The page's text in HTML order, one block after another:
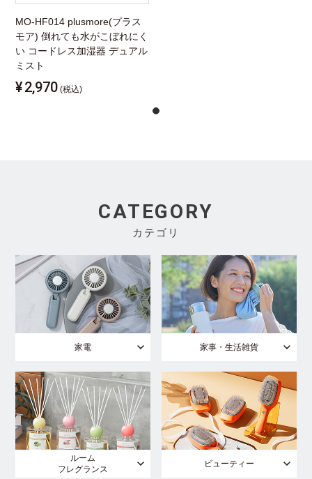
MO-HF014 plusmore(プラス
モア) 倒れても水がこぼれにく
い コードレス加湿器 デュアル
ミスト
¥2,970 (税込)
CATEGORY
カテゴリ
家電 家事・生活雑貨
ルーム
フレグランス
ビューティー